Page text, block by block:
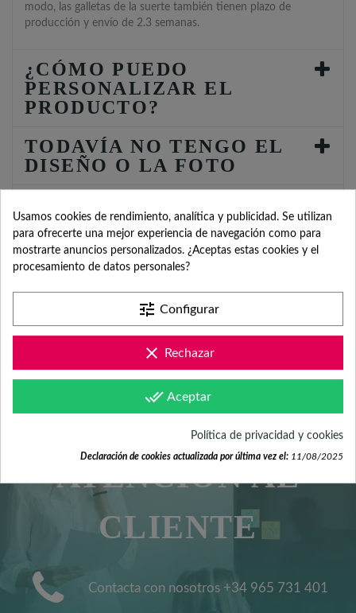
modo, las galletas de la suerte también tienen plazo de
producción y envío de 2.3 semanas.
¿CÓMO PUEDO
PERSONALIZAR EL
PRODUCTO?
TODAVÍA NO TENGO EL
DISEÑO O LA FOTO
DE ENVÍO?
¿POR QUÉ TENGO QUE
SERVICIO DE
ATENCIÓN AL
CLIENTE
Contacta con nosotros +34 965 731 401
Usamos cookies de rendimiento, analítica y publicidad. Se utilizan
para ofrecerte una mejor experiencia de navegación como para
mostrarte anuncios personalizados. ¿Aceptas estas cookies y el
procesamiento de datos personales?
tune Configurar
clear Rechazar
done_all Aceptar
Política de privacidad y cookies
Declaración de cookies actualizada por última vez el: 11/08/2025